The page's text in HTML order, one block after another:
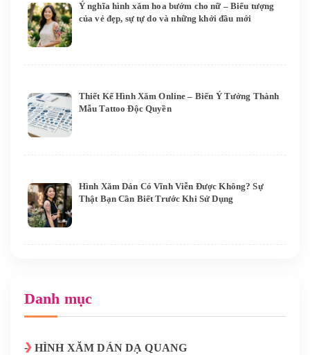
Ý nghĩa hình xăm hoa bướm cho nữ – Biểu tượng
của vẻ đẹp, sự tự do và những khởi đầu mới
Thiết Kế Hình Xăm Online – Biến Ý Tưởng Thành
Mẫu Tattoo Độc Quyền
Hình Xăm Dán Có Vĩnh Viễn Được Không? Sự
Thật Bạn Cần Biết Trước Khi Sử Dụng
Danh mục
HÌNH XĂM DÁN DẠ QUANG